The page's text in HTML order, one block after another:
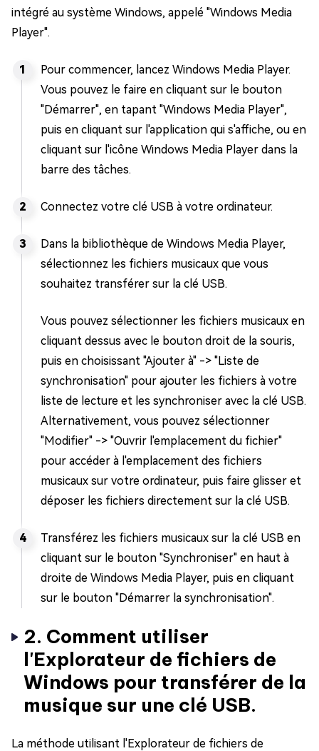
intégré au système Windows, appelé "Windows Media
Player".
Pour commencer, lancez Windows Media Player.
Vous pouvez le faire en cliquant sur le bouton
"Démarrer", en tapant "Windows Media Player",
puis en cliquant sur l'application qui s'affiche, ou en
cliquant sur l'icône Windows Media Player dans la
barre des tâches.
Connectez votre clé USB à votre ordinateur.
Dans la bibliothèque de Windows Media Player,
sélectionnez les fichiers musicaux que vous
souhaitez transférer sur la clé USB.
Vous pouvez sélectionner les fichiers musicaux en
cliquant dessus avec le bouton droit de la souris,
puis en choisissant "Ajouter à" -> "Liste de
synchronisation" pour ajouter les fichiers à votre
liste de lecture et les synchroniser avec la clé USB.
Alternativement, vous pouvez sélectionner
"Modifier" -> "Ouvrir l'emplacement du fichier"
pour accéder à l'emplacement des fichiers
musicaux sur votre ordinateur, puis faire glisser et
déposer les fichiers directement sur la clé USB.
Transférez les fichiers musicaux sur la clé USB en
cliquant sur le bouton "Synchroniser" en haut à
droite de Windows Media Player, puis en cliquant
sur le bouton "Démarrer la synchronisation".
2. Comment utiliser
l'Explorateur de fichiers de
Windows pour transférer de la
musique sur une clé USB.
La méthode utilisant l'Explorateur de fichiers de